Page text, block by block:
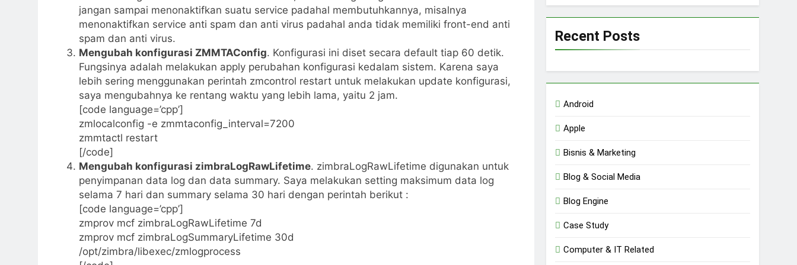
jangan sampai menonaktifkan suatu service padahal membutuhkannya, misalnya
menonaktifkan service anti spam dan anti virus padahal anda tidak memiliki front-end anti
spam dan anti virus.
Mengubah konfigurasi ZMMTAConfig. Konfigurasi ini diset secara default tiap 60 detik.
Fungsinya adalah melakukan apply perubahan konfigurasi kedalam sistem. Karena saya
lebih sering menggunakan perintah zmcontrol restart untuk melakukan update konfigurasi,
saya mengubahnya ke rentang waktu yang lebih lama, yaitu 2 jam.
[code language=’cpp’]
zmlocalconfig -e zmmtaconfig_interval=7200
zmmtactl restart
[/code]
Mengubah konfigurasi zimbraLogRawLifetime. zimbraLogRawLifetime digunakan untuk
penyimpanan data log dan data summary. Saya melakukan setting maksimum data log
selama 7 hari dan summary selama 30 hari dengan perintah berikut :
[code language=’cpp’]
zmprov mcf zimbraLogRawLifetime 7d
zmprov mcf zimbraLogSummaryLifetime 30d
/opt/zimbra/libexec/zmlogprocess
Recent Posts
Android
Apple
Bisnis & Marketing
Blog & Social Media
Blog Engine
Case Study
Computer & IT Related